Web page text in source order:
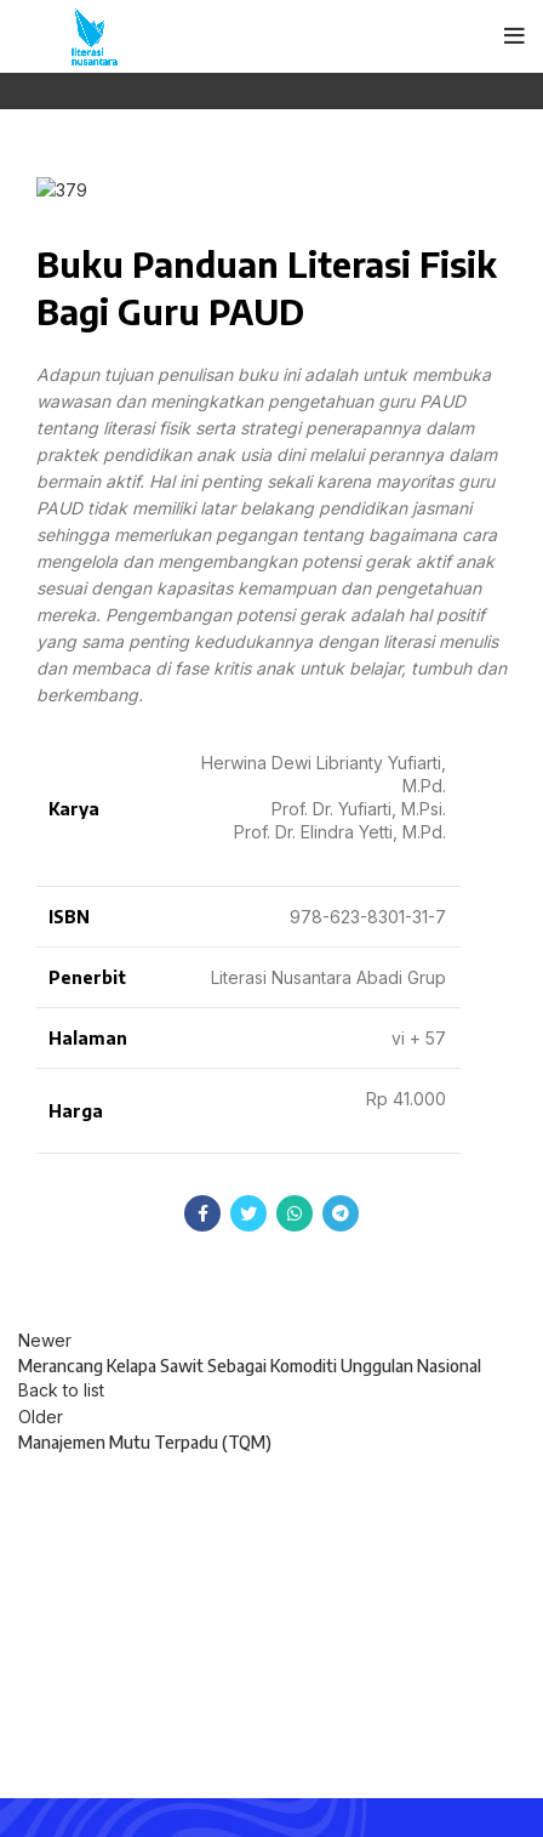
Buku Panduan Literasi Fisik
Bagi Guru PAUD
Adapun tujuan penulisan buku ini adalah untuk membuka
wawasan dan meningkatkan pengetahuan guru PAUD
tentang literasi fisik serta strategi penerapannya dalam
praktek pendidikan anak usia dini melalui perannya dalam
bermain aktif. Hal ini penting sekali karena mayoritas guru
PAUD tidak memiliki latar belakang pendidikan jasmani
sehingga memerlukan pegangan tentang bagaimana cara
mengelola dan mengembangkan potensi gerak aktif anak
sesuai dengan kapasitas kemampuan dan pengetahuan
mereka. Pengembangan potensi gerak adalah hal positif
yang sama penting kedudukannya dengan literasi menulis
dan membaca di fase kritis anak untuk belajar, tumbuh dan
berkembang.
Karya
Herwina Dewi Librianty Yufiarti,
M.Pd.
Prof. Dr. Yufiarti, M.Psi.
Prof. Dr. Elindra Yetti, M.Pd.
ISBN 978-623-8301-31-7
Penerbit Literasi Nusantara Abadi Grup
Halaman vi + 57
Harga
Rp 41.000
Newer
Merancang Kelapa Sawit Sebagai Komoditi Unggulan Nasional
Back to list
Older
Manajemen Mutu Terpadu (TQM)